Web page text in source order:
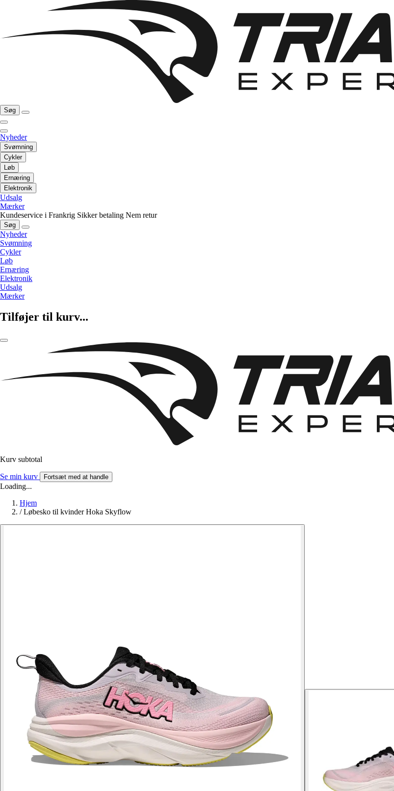
Søg
Nyheder
Svømning
Cykler
Løb
Ernæring
Elektronik
Udsalg
Mærker
Kundeservice i Frankrig Sikker betaling Nem retur
Søg
Nyheder
Svømning
Cykler
Løb
Ernæring
Elektronik
Udsalg
Mærker
Tilføjer til kurv...
Kurv subtotal
Se min kurv Fortsæt med at handle
Loading...
Hjem
/ Løbesko til kvinder Hoka Skyflow